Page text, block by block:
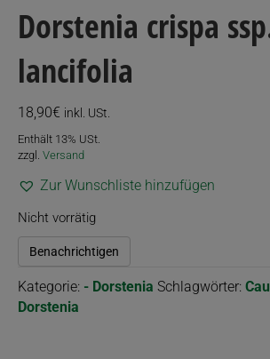
Dorstenia crispa
lancifolia
18,90€ inkl. USt.
Enthält 13% USt.
zzgl. Versand
Zur Wunschliste hinzufügen
Nicht vorrätig
Benachrichtigen
Kategorie: - Dorstenia Schlagwörter:
Dorstenia